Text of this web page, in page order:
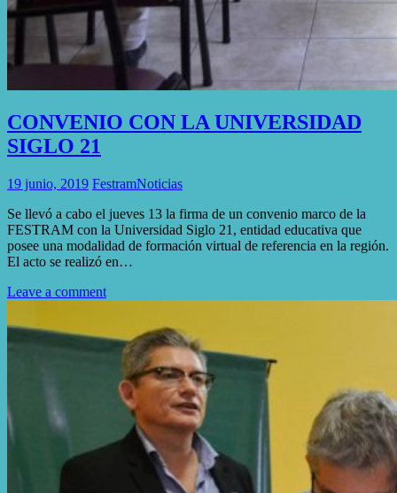
CONVENIO CON LA UNIVERSIDAD
SIGLO 21
19 junio, 2019 FestramNoticias
Se llevó a cabo el jueves 13 la firma de un convenio marco de la
FESTRAM con la Universidad Siglo 21, entidad educativa que
posee una modalidad de formación virtual de referencia en la región.
El acto se realizó en…
Leave a comment